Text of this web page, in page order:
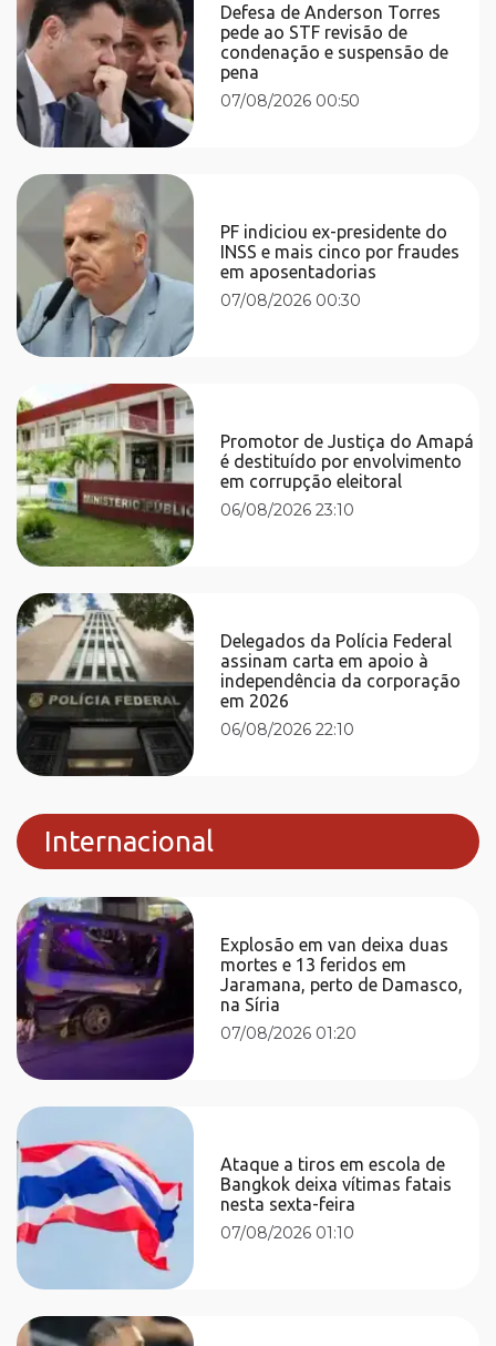
Defesa de Anderson Torres
pede ao STF revisão de
condenação e suspensão de
pena
07/08/2026 00:50
PF indiciou ex-presidente do
INSS e mais cinco por fraudes
em aposentadorias
07/08/2026 00:30
Promotor de Justiça do Amapá
é destituído por envolvimento
em corrupção eleitoral
06/08/2026 23:10
Delegados da Polícia Federal
assinam carta em apoio à
independência da corporação
em 2026
06/08/2026 22:10
Internacional
Explosão em van deixa duas
mortes e 13 feridos em
Jaramana, perto de Damasco,
na Síria
07/08/2026 01:20
Ataque a tiros em escola de
Bangkok deixa vítimas fatais
nesta sexta-feira
07/08/2026 01:10